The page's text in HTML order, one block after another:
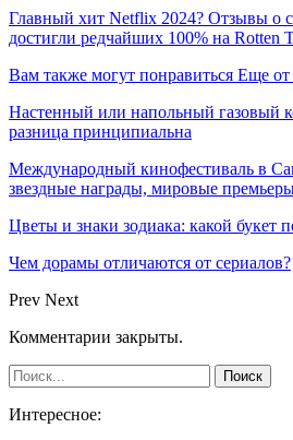
Главный хит Netflix 2024? Отзывы о
достигли редчайших 100% на Rotten
Вам также могут понравиться Еще от
Настенный или напольный газовый
разница принципиальна
Международный кинофестиваль в
звездные награды, мировые
Цветы и знаки зодиака: какой букет
Чем дорамы отличаются от сериалов?
Prev Next
Комментарии закрыты.
Интересное: